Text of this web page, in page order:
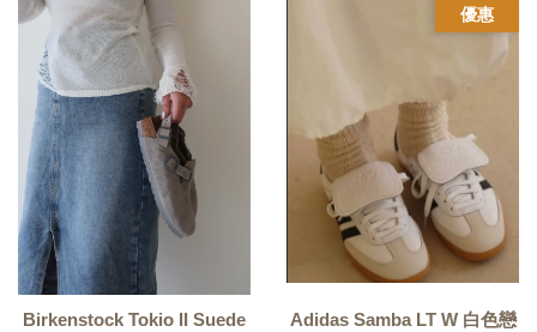
Birkenstock Tokio II Suede
優惠
Adidas Samba LT W 白色戀